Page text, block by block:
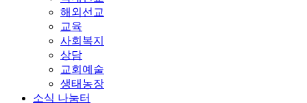
해외선교
교육
사회복지
상담
교회예술
생태농장
소식 나눔터